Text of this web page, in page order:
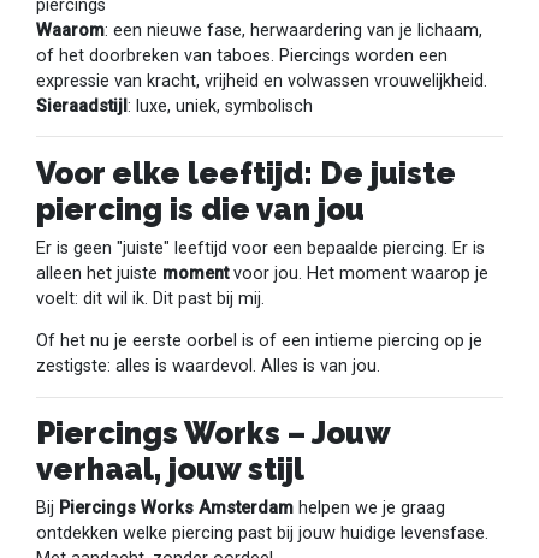
piercings
Waarom: een nieuwe fase, herwaardering van je lichaam,
of het doorbreken van taboes. Piercings worden een
expressie van kracht, vrijheid en volwassen vrouwelijkheid.
Sieraadstijl : luxe, uniek, symbolisch
Voor elke leeftijd: De juiste
piercing is die van jou
Er is geen "juiste" leeftijd voor een bepaalde piercing. Er is
alleen het juiste momentvoor jou. Het moment waarop je
voelt: dit wil ik. Dit past bij mij.
Of het nu je eerste oorbel is of een intieme piercing op je
zestigste: alles is waardevol. Alles is van jou.
Piercings Works – Jouw
verhaal, jouw stijl
Bij Piercings Works Amsterdam helpen we je graag
ontdekken welke piercing past bij jouw huidige levensfase.